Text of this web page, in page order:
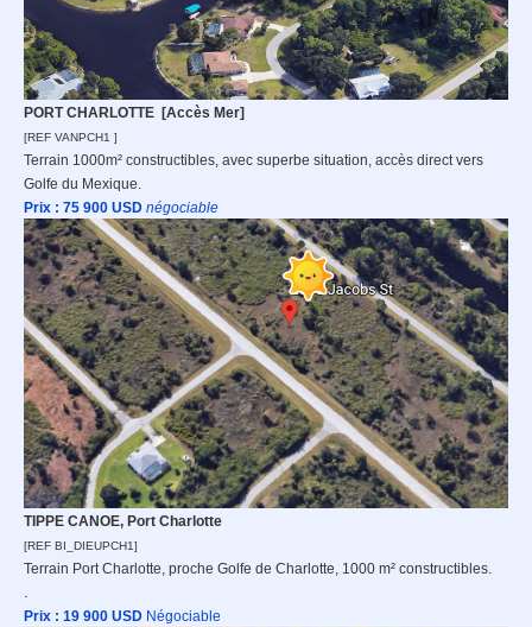
PORT CHARLOTTE [Accès Mer]
[REF VANPCH1 ]
Terrain 1000m² constructibles, avec superbe situation, accès direct vers
Golfe du Mexique.
Prix : 75 900 USD négociable
TIPPE CANOE, Port Charlotte
[REF BI_DIEUPCH1]
Terrain Port Charlotte, proche Golfe de Charlotte, 1000 m² constructibles.
Prix : 19 900 USD Négociable